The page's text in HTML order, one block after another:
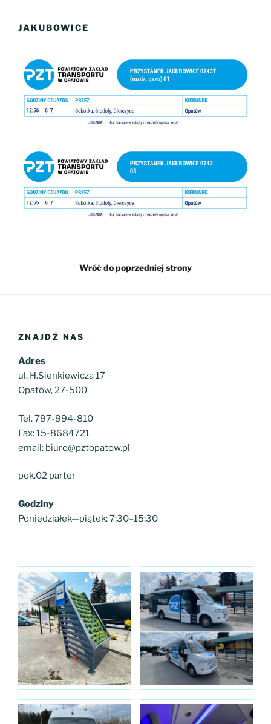
JAKUBOWICE
Wróć do poprzedniej strony
ZNAJDŹ NAS
Adres
ul. H.Sienkiewicza 17
Opatów, 27-500
Tel. 797-994-810
Fax: 15-8684721
email: biuro@pztopatow.pl
pok.02 parter
Godziny
Poniedziałek—piątek: 7:30–15:30